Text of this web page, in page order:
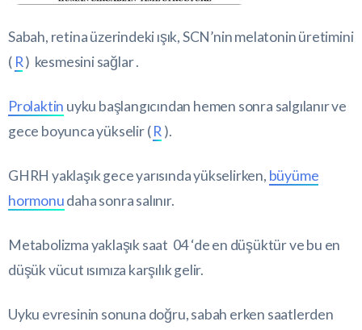
Sabah, retina üzerindeki ışık, SCN’nin melatonin üretimini
( R) kesmesini sağlar .
Prolaktin uyku başlangıcından hemen sonra salgılanır ve
gece boyunca yükselir (R ).
GHRH yaklaşık gece yarısında yükselirken, büyüme
hormonudaha sonra salınır.
Metabolizma yaklaşık saat 04 ‘de en düşüktür ve bu en
düşük vücut ısımıza karşılık gelir.
Uyku evresinin sonuna doğru, sabah erken saatlerden